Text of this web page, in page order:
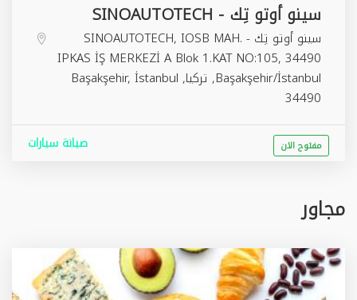
سينو أوتو تِك - SINOAUTOTECH
سينو أوتو تِك - SINOAUTOTECH, IOSB MAH.
IPKAS İŞ MERKEZİ A Blok 1.KAT NO:105, 34490
Başakşehir/İstanbul, تركيا,
Başakşehir, İstanbul
34490
صيانة سيارات مفتوح الان
مجاور